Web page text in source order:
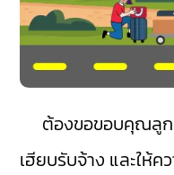
ต้องขอขอบคุณลูก
เฮียบรับจ้าง และให้ค